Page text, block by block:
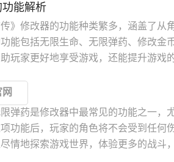
能解析
传》修改器的功能种类繁多，涵盖了
能包括无限生命、无限弹药、修改金
玩家更好地享受游戏，还能提升游戏
弹药是修改器中最常见的功能之一，
功能后，玩家的角色将不会受到任何
情地探索游戏世界，体验更多的战斗